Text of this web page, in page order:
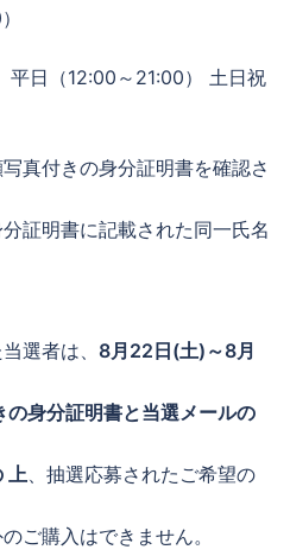
日（12:00～21:00） 土日祝
真付きの身分証明書を確認さ
証明書に記載された同一氏名
選者は、 8月22日(土)～8月
の身分証明書と当選メールの
上、抽選応募されたご希望の
ご購入はできません。